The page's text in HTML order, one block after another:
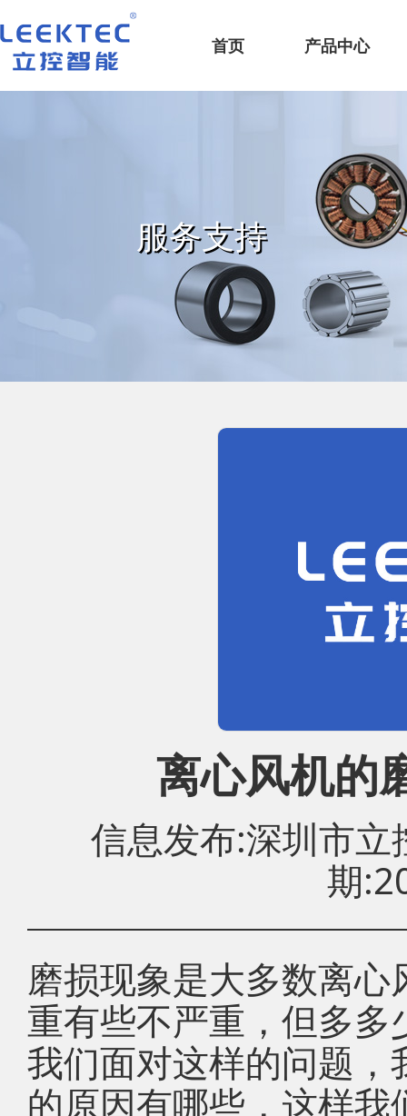
深圳市立控智能科技有限公司
首页
产品中心
服务支持
离心风机的
信息发布:深圳市
期
磨损现象是大多数离
重有些不严重，但多
我们面对这样的问题
的原因有哪些，这样